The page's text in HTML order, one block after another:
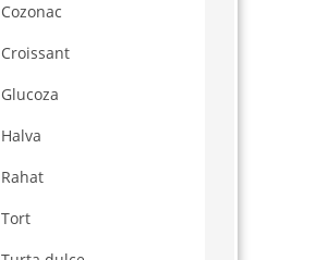
Cozonac
Croissant
Glucoza
Halva
Rahat
Tort